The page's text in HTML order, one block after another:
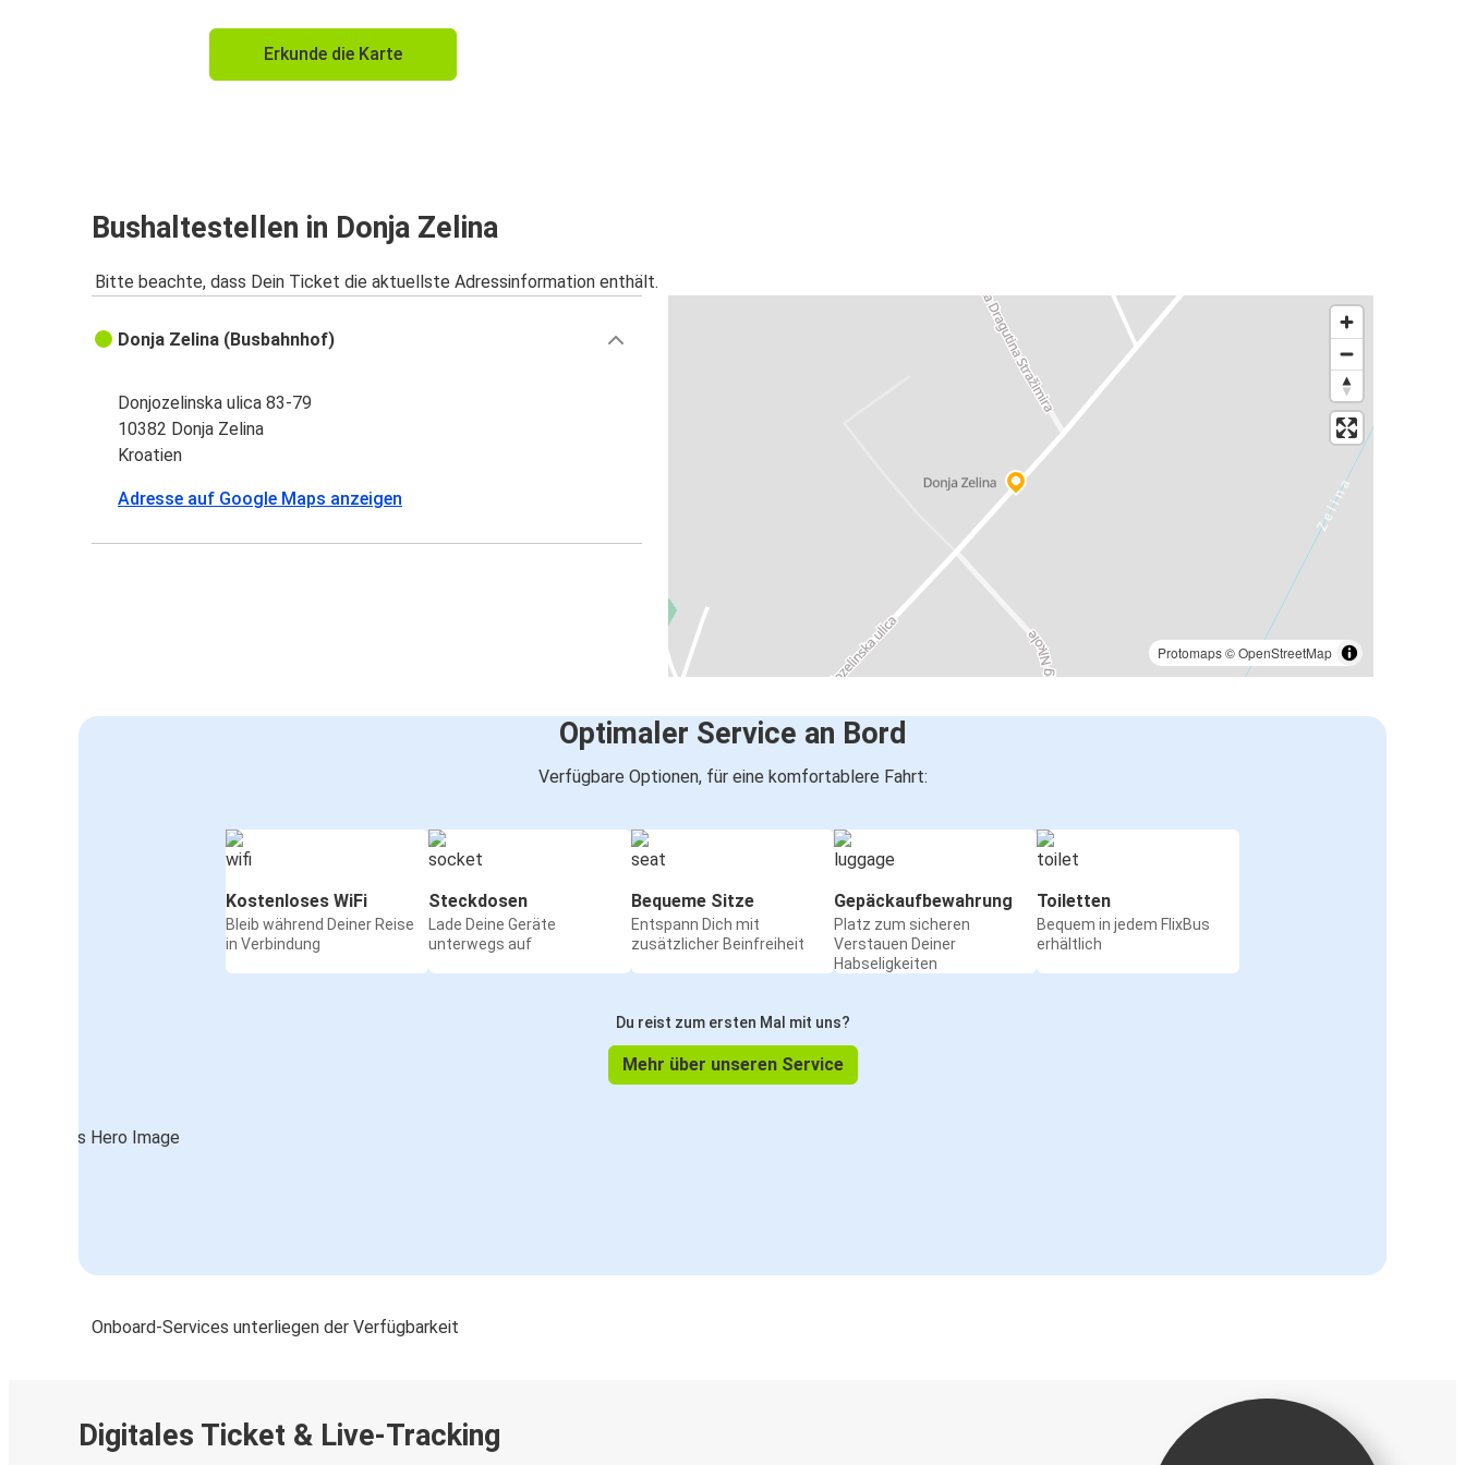
Erkunde die Karte
Bushaltestellen in Donja Zelina
Bitte beachte, dass Dein Ticket die aktuellste Adressinformation enthält.
Protomaps©OpenStreetMap
Donja Zelina (Busbahnhof)
Donjozelinska ulica 83-79
10382 Donja Zelina
Kroatien
Adresse auf Google Maps anzeigen
Optimaler Service an Bord
Verfügbare Optionen, für eine komfortablere Fahrt:
Kostenloses WiFi
Bleib während Deiner Reise
in Verbindung
Steckdosen
Lade Deine Geräte
unterwegs auf
Bequeme Sitze
Entspann Dich mit
zusätzlicher Beinfreiheit
Gepäckaufbewahrung
Platz zum sicheren
Verstauen Deiner
Habseligkeiten
Toiletten
Bequem in jedem FlixBus
erhältlich
Du reist zum ersten Mal mit uns?
Mehr über unseren Service
Onboard-Services unterliegen der Verfügbarkeit
Digitales Ticket & Live-Tracking